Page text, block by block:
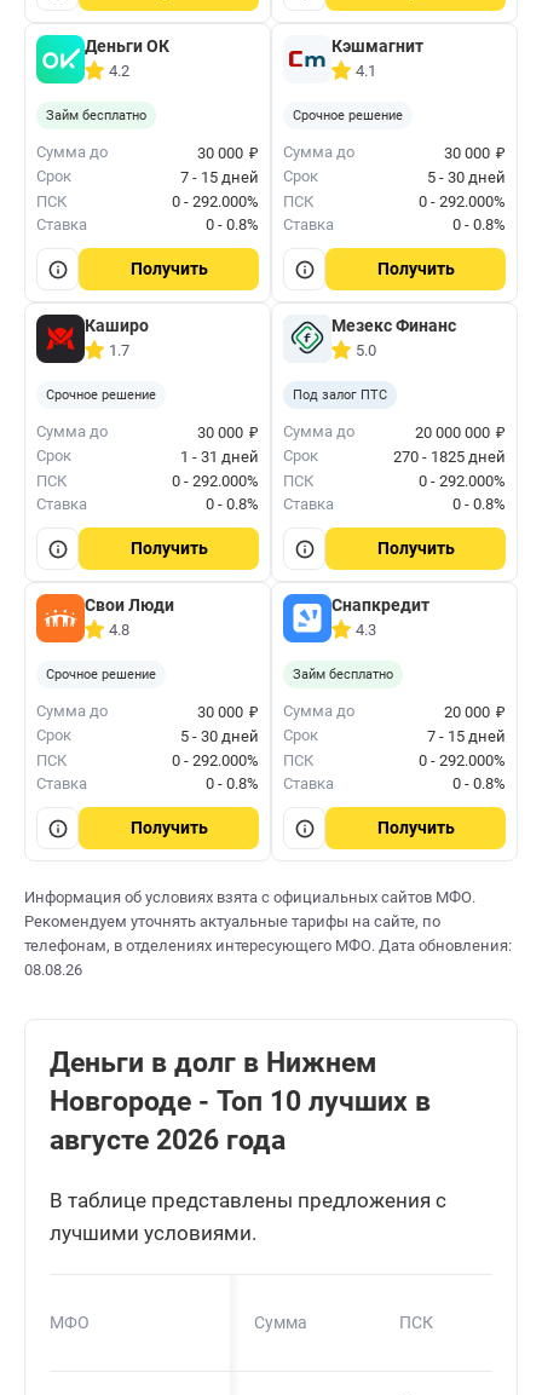
Деньги ОК
4.2
Займ бесплатно
Сумма до 30 000 ₽
Срок
7 - 15 дней
ПСК
0 - 292.000%
Ставка
0 - 0.8%
Получить
Кэшмагнит
4.1
Срочное решение
Сумма до 30 000 ₽
Срок
5 - 30 дней
ПСК
0 - 292.000%
Ставка
0 - 0.8%
Получить
Каширо
1.7
Срочное решение
Сумма до 30 000 ₽
Срок
1 - 31 дней
ПСК
0 - 292.000%
Ставка
0 - 0.8%
Получить
Мезекс Финанс
5.0
Под залог ПТС
Сумма до 20 000 000 ₽
Срок
270 - 1825 дней
ПСК
0 - 292.000%
Ставка
0 - 0.8%
Получить
Свои Люди
4.8
Срочное решение
Сумма до 30 000 ₽
Срок
5 - 30 дней
ПСК
0 - 292.000%
Ставка
0 - 0.8%
Получить
Снапкредит
4.3
Займ бесплатно
Сумма до 20 000 ₽
Срок
7 - 15 дней
ПСК
0 - 292.000%
Ставка
0 - 0.8%
Получить
Информация об условиях взята с официальных сайтов МФО.
Рекомендуем уточнять актуальные тарифы на сайте, по
телефонам, в отделениях интересующего МФО. Дата обновления:
08.08.26
Деньги в долг в Нижнем
Новгороде - Топ 10 лучших в
августе 2026 года
В таблице представлены предложения с
лучшими условиями.
МФО Сумма ПСК